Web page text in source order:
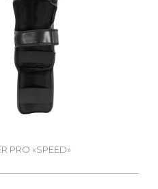
PRO «SPEED»